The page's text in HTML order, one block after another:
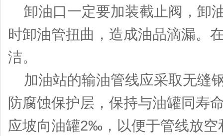
卸油口一定要加装截止阀，卸
时卸油管扭曲，造成油品滴漏。
洁。
加油站的输油管线应采取无缝
防腐蚀保护层，保持与油罐同寿
应坡向油罐2‰，以便于管线放空